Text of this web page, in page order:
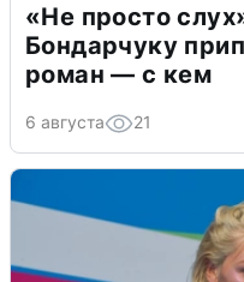
«Не просто
Бондарчуку
роман — с кем
6 августа 21